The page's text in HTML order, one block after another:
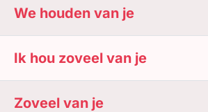
We houden van je
Ik hou zoveel van je
Zoveel van je